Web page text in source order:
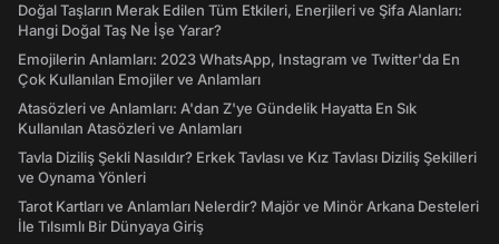
Doğal Taşların Merak Edilen Tüm Etkileri, Enerjileri ve Şifa Alanları:
Hangi Doğal Taş Ne İşe Yarar?
Emojilerin Anlamları: 2023 WhatsApp, Instagram ve Twitter'da En
Çok Kullanılan Emojiler ve Anlamları
Atasözleri ve Anlamları: A'dan Z'ye Gündelik Hayatta En Sık
Kullanılan Atasözleri ve Anlamları
Tavla Diziliş Şekli Nasıldır? Erkek Tavlası ve Kız Tavlası Diziliş Şekilleri
ve Oynama Yönleri
Tarot Kartları ve Anlamları Nelerdir? Majör ve Minör Arkana Desteleri
İle Tılsımlı Bir Dünyaya Giriş